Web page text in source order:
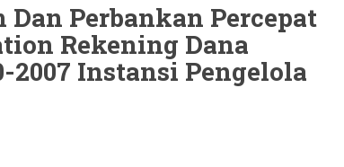
Perbankan Percepat
Rekening Dana
2007 Instansi Pengelola